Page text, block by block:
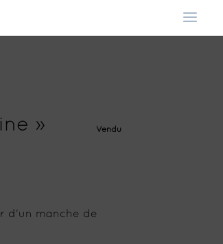
» Vendu
d'un manche de